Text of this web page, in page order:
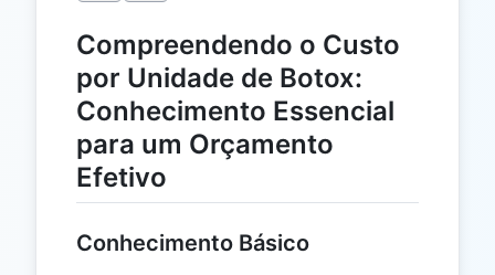
Compreendendo o Custo
por Unidade de Botox:
Conhecimento Essencial
para um Orçamento
Efetivo
Conhecimento Básico